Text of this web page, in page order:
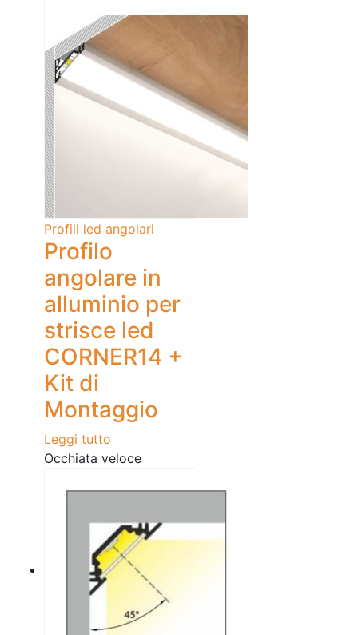
Profili led angolari
Profilo
angolare in
alluminio per
strisce led
CORNER14 +
Kit di
Montaggio
Leggi tutto
Occhiata veloce